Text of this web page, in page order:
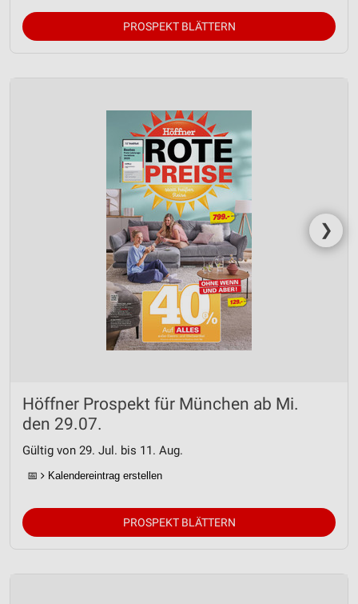
PROSPEKT BLÄTTERN
❯
Höffner Prospekt für München ab Mi.
den 29.07.
Gültig von 29. Jul. bis 11. Aug.
📅 Kalendereintrag erstellen
PROSPEKT BLÄTTERN